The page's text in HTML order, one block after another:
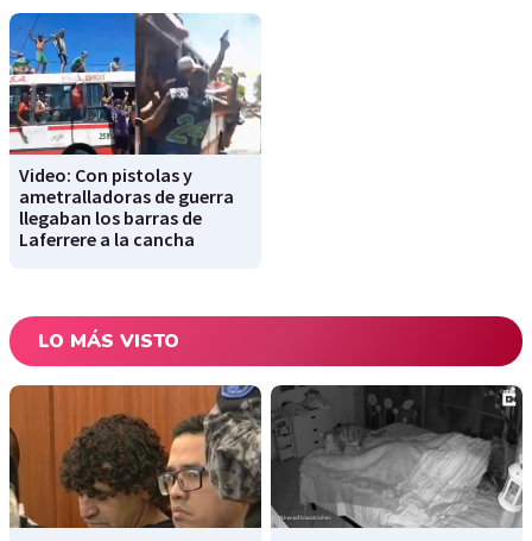
Video: Con pistolas y
ametralladoras de guerra
llegaban los barras de
Laferrere a la cancha
LO MÁS VISTO